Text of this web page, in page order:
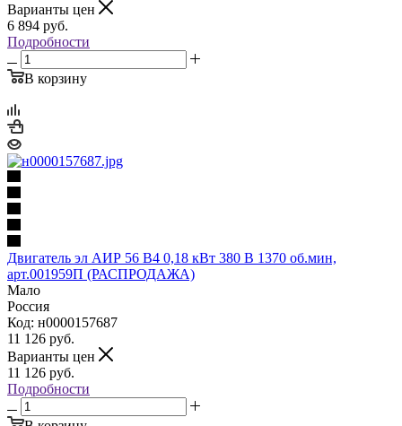
Варианты цен
6 894 руб.
Подробности
В корзину
Двигатель эл АИР 56 В4 0,18 кВт 380 В 1370 об.мин,
арт.001959П (РАСПРОДАЖА)
Мало
Россия
Код: н0000157687
11 126 руб.
Варианты цен
11 126 руб.
Подробности